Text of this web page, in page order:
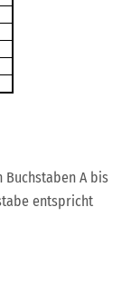
Buchstaben A bis
entspricht